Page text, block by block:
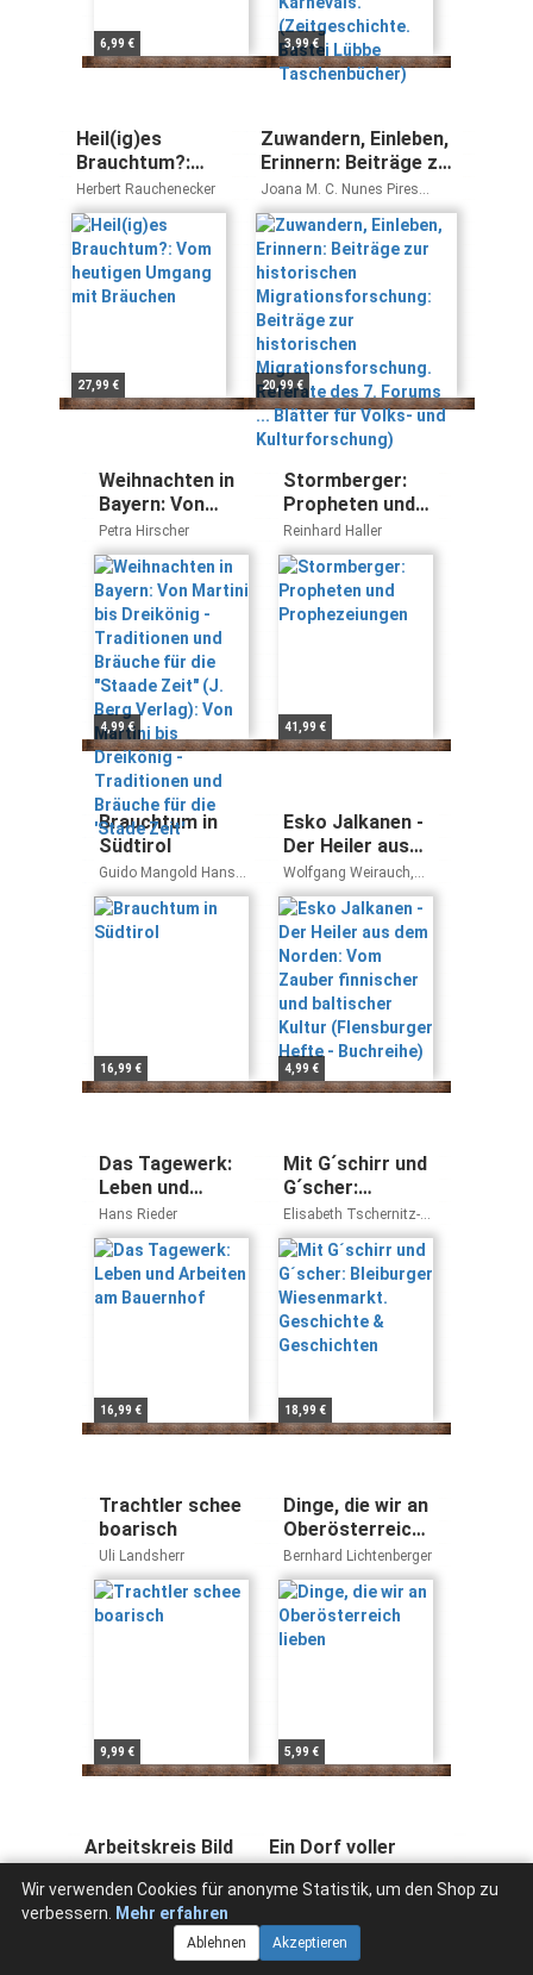
6,99 € 3,99 €
Heil(ig)es
Brauchtum?:
Vom heutigen
Umgang mit
Bräuchen
Herbert Rauchenecker
27,99 €
Zuwandern, Einleben,
Erinnern: Beiträge zur
historischen
Migrationsforschung:
Beiträge zur
historischen
Migrationsforschung.
Referate des 7.
Forums ... Blätter für
Volks- und
Kulturforschung)
Joana M. C. Nunes Pires
Tavares
20,99 €
Weihnachten in
Bayern: Von
Martini bis
Dreikönig -
Traditionen und
Bräuche für die
"Staade Zeit" (J.
Berg Verlag):
Von Martini bis
Dreikönig -
Traditionen und
Bräuche für die
'Stade Zeit'
Petra Hirscher
4,99 €
Stormberger:
Propheten und
Prophezeiungen
Reinhard Haller
41,99 €
Brauchtum in
Südtirol
Guido Mangold Hans
Griessmair
16,99 €
Esko Jalkanen -
Der Heiler aus
dem Norden:
Vom Zauber
finnischer und
baltischer Kultur
(Flensburger
Hefte -
Buchreihe)
Wolfgang Weirauch,
Esko Jalkanen, Sirkku
Lumioksa, Sirje Purga
4,99 €
Das Tagewerk:
Leben und
Arbeiten am
Bauernhof
Hans Rieder
16,99 €
Mit G´schirr und
G´scher:
Bleiburger
Wiesenmarkt.
Geschichte &
Geschichten
Elisabeth Tschernitz-
Berger Johann Lach
18,99 €
Trachtler schee
boarisch
Uli Landsherr
9,99 €
Dinge, die wir an
Oberösterreich
lieben
Bernhard Lichtenberger
5,99 €
Arbeitskreis Bild
Druck Papier:
Tagungsband
Ittingen 2004
Ein Dorf voller
Narren: Karneval -
Idylle -
(Berliner Blätter:
Ethnographische
Wir verwenden Cookies für anonyme Statistik, um den Shop zu
verbessern.
Mehr erfahren
Ablehnen Akzeptieren